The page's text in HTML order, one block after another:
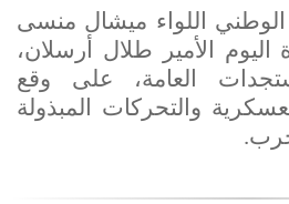
الوطني اللواء ميشال منسى
الأمير طلال أرسلان،
العامة، على وقع
والتحركات المبذولة
.